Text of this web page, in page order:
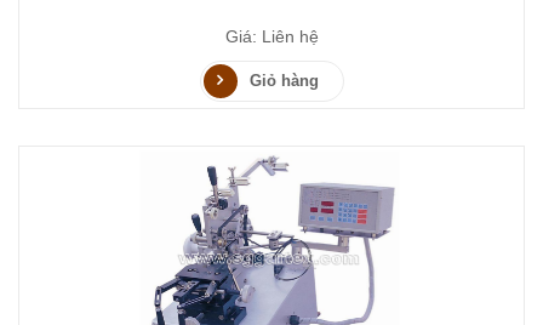
Giá: Liên hệ
Giỏ hàng